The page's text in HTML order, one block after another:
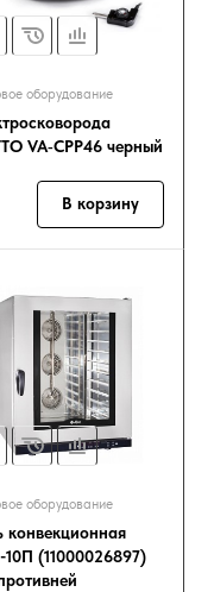
оборудование
VA‑CPP46 черный
В корзину
оборудование
конвекционная
(11000026897)